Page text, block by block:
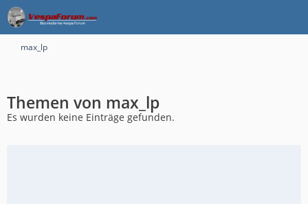
max_lp
Themen von max_lp
Es wurden keine Einträge gefunden.